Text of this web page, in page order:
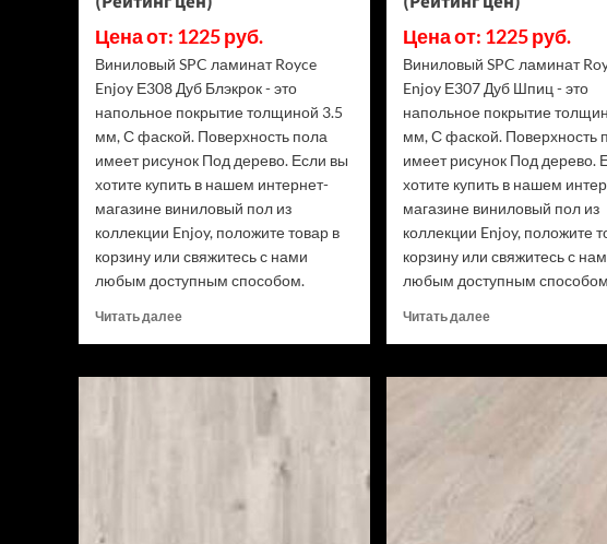
Цена от: 1225 руб.
Виниловый SPC ламинат Royce
Enjoy Е308 Дуб Блэкрок - это
напольное покрытие толщиной 3.5
мм, С фаской. Поверхность пола
имеет рисунок Под дерево. Если вы
хотите купить в нашем интернет-
магазине виниловый пол из
коллекции Enjoy, положите товар в
корзину или свяжитесь с нами
любым доступным способом.
Читать далееПрочитать
Виниловый
Цена от: 1225 руб.
Виниловый SPC ламинат
Enjoy Е307 Дуб Шпиц - это
напольное покрытие
мм, С фаской. Поверхность
имеет рисунок Под дерево.
хотите купить в нашем
магазине виниловый пол из
коллекции Enjoy, положите
корзину или свяжитесь с
любым доступным
Читать далееПрочитать
Виниловый
Enjoy